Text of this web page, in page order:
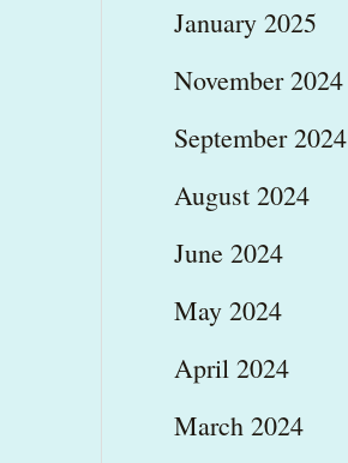
January 2025
November 2024
September 2024
August 2024
June 2024
May 2024
April 2024
March 2024